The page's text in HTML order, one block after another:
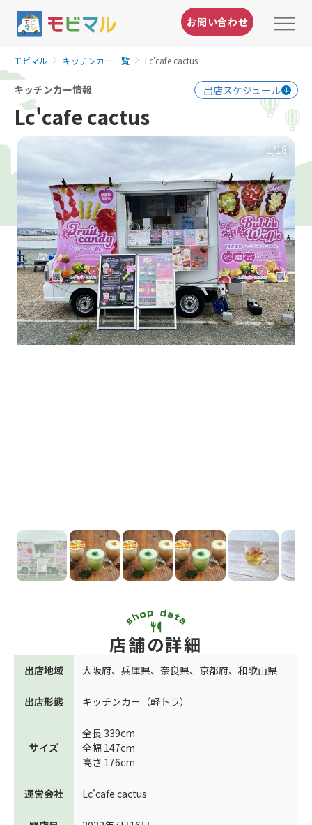
お問い合わせ
モビマル キッチンカー一覧 Lc'cafe cactus
キッチンカー情報 出店スケジュール
Lc'cafe cactus
1/18
店舗の詳細
出店地域 大阪府、 兵庫県、 奈良県、 京都府、 和歌山県
出店形態 キッチンカー（軽トラ）
サイズ
全長 339cm
全幅 147cm
高さ 176cm
運営会社 Lc'cafe cactus